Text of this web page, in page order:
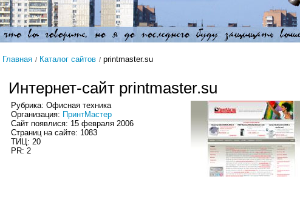
Главная Каталог сайтов printmaster.su
Интернет-сайт printmaster.su
Рубрика: Офисная техника
Организация: ПринтМастер
Сайт появлися: 15 февраля 2006
Страниц на сайте: 1083
ТИЦ: 20
PR: 2